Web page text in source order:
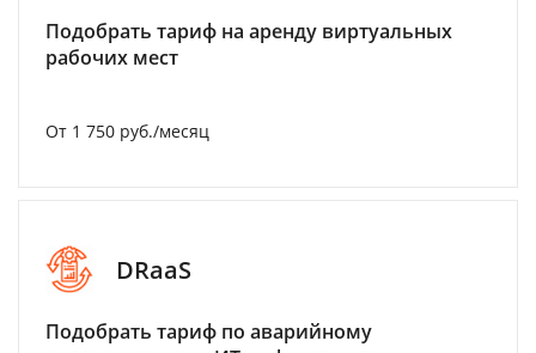
Подобрать тариф на аренду виртуальных
рабочих мест
От 1 750 руб./месяц
DRaaS
Подобрать тариф по аварийному